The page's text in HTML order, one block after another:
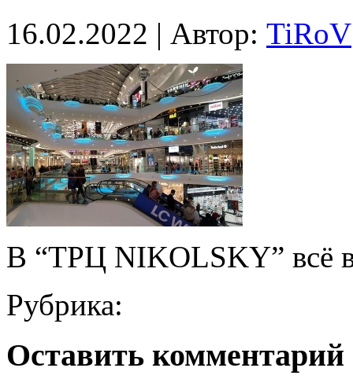
16.02.2022 | Автор: TiRoV
В “ТРЦ NIKOLSKY” всё
Рубрика:
Оставить комментарий